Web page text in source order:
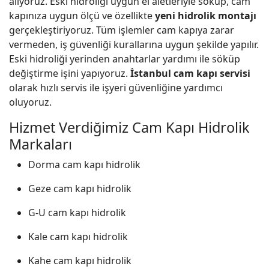
kapınıza uygun ölçü ve özellikteyeni hidrolik montajı
gerçekleştiriyoruz. Tüm işlemler cam kapıya zarar
vermeden, iş güvenliği kurallarına uygun şekilde yapılır.
Eski hidroliği yerinden anahtarlar yardımı ile söküp
değiştirme işini yapıyoruz. İstanbul cam kapı servisi
olarak hızlı servis ile işyeri güvenliğine yardımcı
oluyoruz.
Hizmet Verdiğimiz Cam Kapı Hidrolik
Markaları
Dorma cam kapı hidrolik
Geze cam kapı hidrolik
G-U cam kapı hidrolik
Kale cam kapı hidrolik
Kahe cam kapı hidrolik